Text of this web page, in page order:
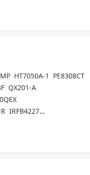
HT7050A-1  PE8308CT
QX201-A
IRFB4227
ME2